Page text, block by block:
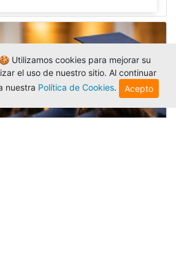
Utilizamos cookies para mejorar su
el uso de nuestro sitio. Al continuar
nuestra Política de Cookies. Acepto